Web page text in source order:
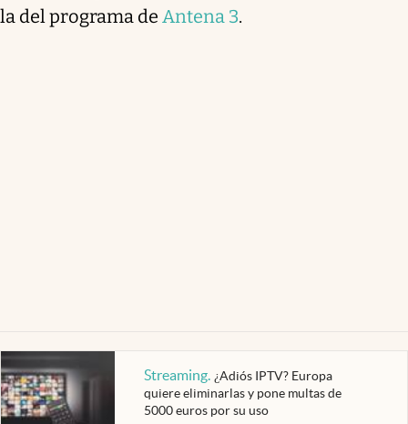
la del programa de Antena 3.
Streaming. ¿Adiós IPTV? Europa
quiere eliminarlas y pone multas de
5000 euros por su uso